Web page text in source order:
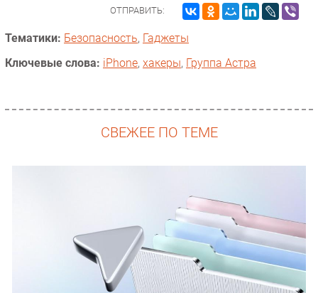
ОТПРАВИТЬ:
Тематики: Безопасность, Гаджеты
Ключевые слова: iPhone, хакеры, Группа Астра
СВЕЖЕЕ ПО ТЕМЕ